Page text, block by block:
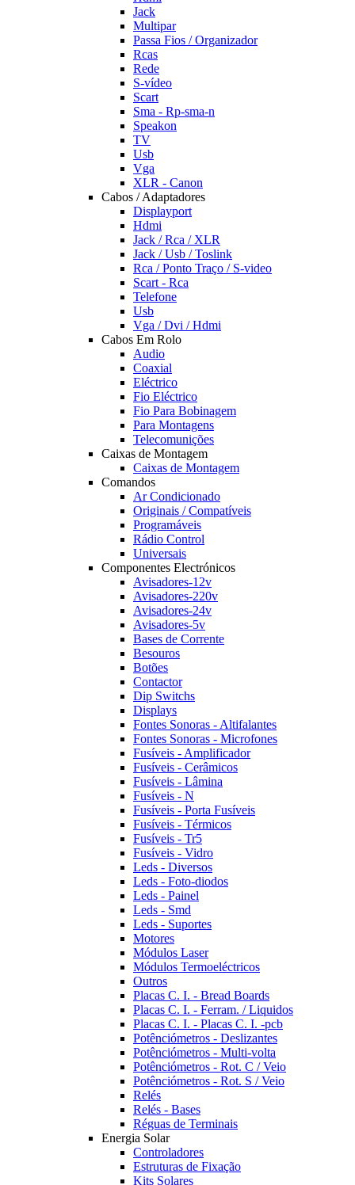
Jack
Multipar
Passa Fios / Organizador
Rcas
Rede
S-vídeo
Scart
Sma - Rp-sma-n
Speakon
TV
Usb
Vga
XLR - Canon
Cabos / Adaptadores
Displayport
Hdmi
Jack / Rca / XLR
Jack / Usb / Toslink
Rca / Ponto Traço / S-video
Scart - Rca
Telefone
Usb
Vga / Dvi / Hdmi
Cabos Em Rolo
Audio
Coaxial
Eléctrico
Fio Eléctrico
Fio Para Bobinagem
Para Montagens
Telecomunições
Caixas de Montagem
Caixas de Montagem
Comandos
Ar Condicionado
Originais / Compatíveis
Programáveis
Rádio Control
Universais
Componentes Electrónicos
Avisadores-12v
Avisadores-220v
Avisadores-24v
Avisadores-5v
Bases de Corrente
Besouros
Botões
Contactor
Dip Switchs
Displays
Fontes Sonoras - Altifalantes
Fontes Sonoras - Microfones
Fusíveis - Amplificador
Fusíveis - Cerâmicos
Fusíveis - Lâmina
Fusíveis - N
Fusíveis - Porta Fusíveis
Fusíveis - Térmicos
Fusíveis - Tr5
Fusíveis - Vidro
Leds - Diversos
Leds - Foto-diodos
Leds - Painel
Leds - Smd
Leds - Suportes
Motores
Módulos Laser
Módulos Termoeléctricos
Outros
Placas C. I. - Bread Boards
Placas C. I. - Ferram. / Liquidos
Placas C. I. - Placas C. I. -pcb
Potênciómetros - Deslizantes
Potênciómetros - Multi-volta
Potênciómetros - Rot. C / Veio
Potênciómetros - Rot. S / Veio
Relés
Relés - Bases
Réguas de Terminais
Energia Solar
Controladores
Estruturas de Fixação
Kits Solares